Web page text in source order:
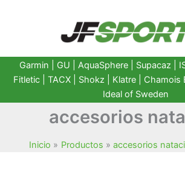
Garmin GU AquaSphere| Supacaz |
Fitletic
TACX Shokz Klatre Chamois
Ideal of Sweden
accesorios
Inicio Productos accesorios